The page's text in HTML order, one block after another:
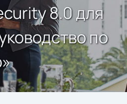
8.0 для
по